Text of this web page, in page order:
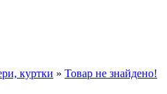
куртки » Товар не знайдено!